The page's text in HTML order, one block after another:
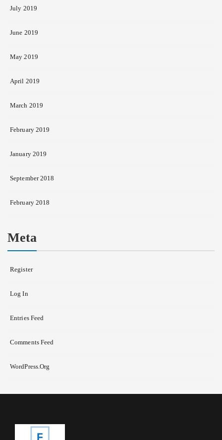
July 2019
June 2019
May 2019
April 2019
March 2019
February 2019
January 2019
September 2018
February 2018
Meta
Register
Log In
Entries Feed
Comments Feed
WordPress.org